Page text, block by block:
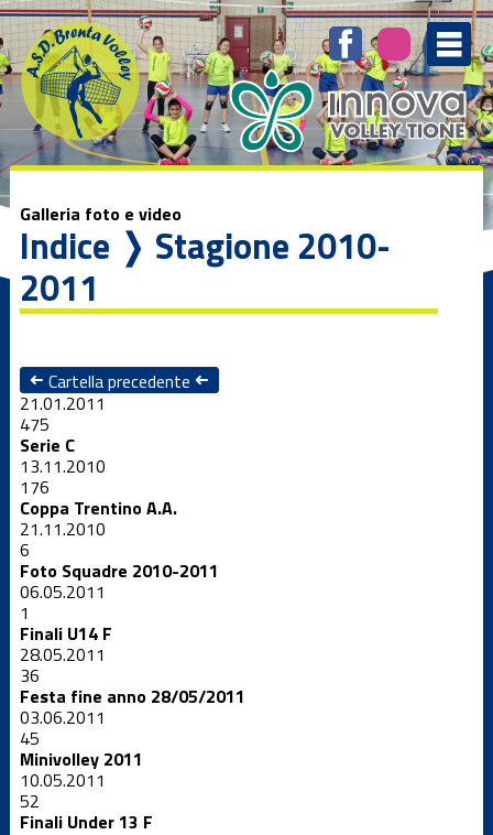
Galleria foto e video
Indice ❭ Stagione 2010-
2011
➜ Cartella precedente ➜
21.01.2011
475
Serie C
13.11.2010
176
Coppa Trentino A.A.
21.11.2010
6
Foto Squadre 2010-2011
06.05.2011
1
Finali U14 F
28.05.2011
36
Festa fine anno 28/05/2011
03.06.2011
45
Minivolley 2011
10.05.2011
52
Finali Under 13 F